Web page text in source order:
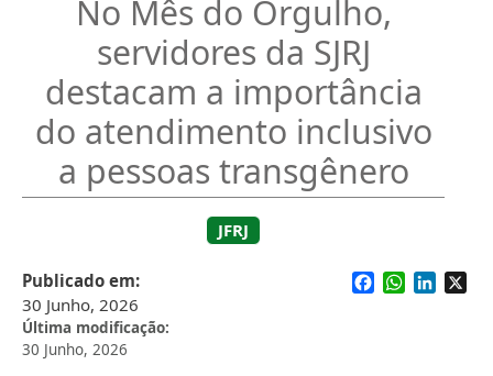
No Mês do Orgulho,
servidores da SJRJ
destacam a importância
do atendimento inclusivo
a pessoas transgênero
JFRJ
Publicado em
30 Junho, 2026
Última modificação
30 Junho, 2026
Facebook
WhatsApp